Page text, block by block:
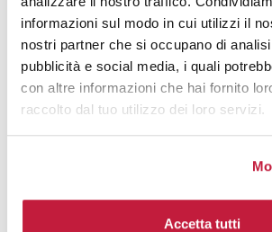
informazioni sul modo in cui utilizzi il
nostri partner che si occupano di
pubblicità e social media, i quali
con altre informazioni che hai fornito
raccolto dal tuo utilizzo dei loro servizi.
Accetta tutti
500 € 3,58
1000 € 3,18
1500 € 3,12
2000 € 2,99